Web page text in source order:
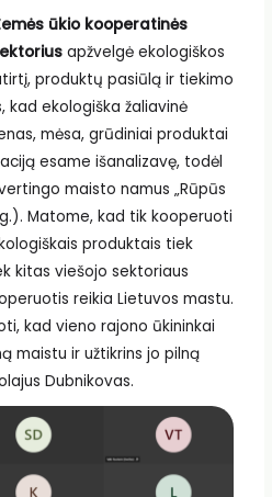
ūkio kooperatinės
apžvelgė ekologiškos
produktų pasiūlą ir tiekimo
kad ekologiška žaliavinė
mėsa, grūdiniai produktai
esame išanalizavę, todėl
maisto namus „Rūpūs
Matome, kad tik kooperuoti
produktais tiek
kitas viešojo sektoriaus
reikia Lietuvos mastu.
kad vieno rajono ūkininkai
maistu ir užtikrins jo pilną
Dubnikovas.